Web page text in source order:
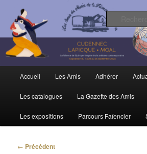
contenu
principalAmis du Musée et de
Quimper
Trois siècles de tradition faïencière
principal
Accueil Les Amis Adhérer
Les catalogues La Gazette des Amis
Les expositions Parcours Faïencier
Navigation
← Précédent